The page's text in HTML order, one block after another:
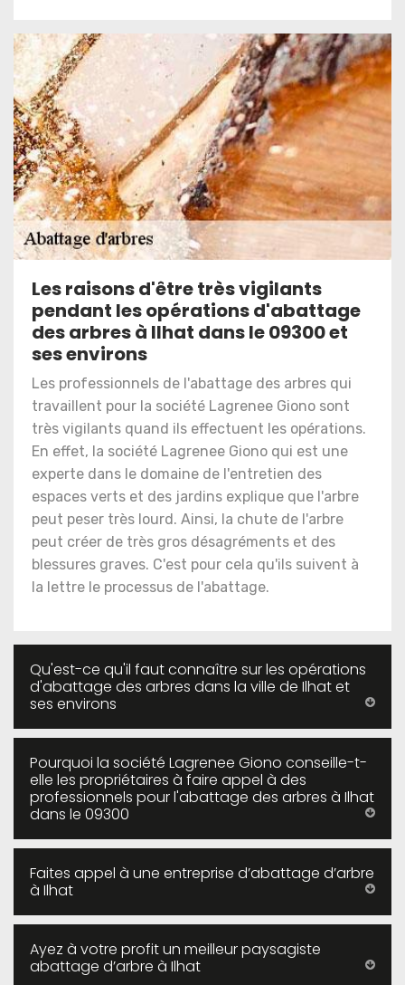
Les raisons d'être très vigilants
pendant les opérations d'abattage
des arbres à Ilhat dans le 09300 et
ses environs
Les professionnels de l'abattage des arbres qui
travaillent pour la société Lagrenee Giono sont
très vigilants quand ils effectuent les opérations.
En effet, la société Lagrenee Giono qui est une
experte dans le domaine de l'entretien des
espaces verts et des jardins explique que l'arbre
peut peser très lourd. Ainsi, la chute de l'arbre
peut créer de très gros désagréments et des
blessures graves. C'est pour cela qu'ils suivent à
la lettre le processus de l'abattage.
Qu'est-ce qu'il faut connaître sur les opérations
d'abattage des arbres dans la ville de Ilhat et
ses environs
Pourquoi la société Lagrenee Giono conseille-t-
elle les propriétaires à faire appel à des
professionnels pour l'abattage des arbres à Ilhat
dans le 09300
Faites appel à une entreprise d’abattage d’arbre
à Ilhat
Ayez à votre profit un meilleur paysagiste
abattage d’arbre à Ilhat